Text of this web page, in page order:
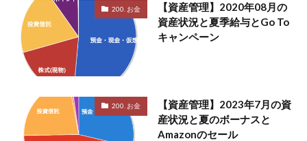
200. お金
【資産管理】2020年08月の
資産状況と夏季給与とGo To
キャンペーン
200. お金
【資産管理】2023年7月の資
産状況と夏のボーナスと
Amazonのセール